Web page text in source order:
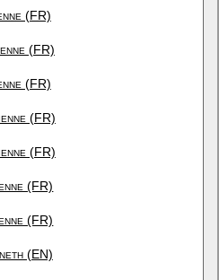
(FR)
(FR)
(FR)
(FR)
(FR)
(FR)
(FR)
(EN)